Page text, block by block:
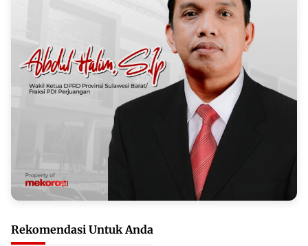
Rekomendasi Untuk Anda